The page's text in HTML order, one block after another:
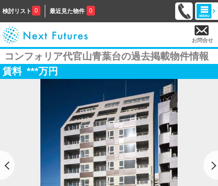
検討リスト 0 最近見た物件 0
お問合せ
コンフォリア代官山青葉台の過去掲載物件情報
賃料 ***万円